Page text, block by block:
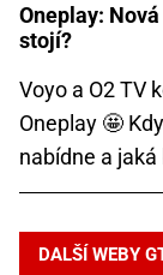
Oneplay:
stojí?
Voyo a O2 TV
Oneplay 🤩
nabídne a
DALŠÍ WEBY